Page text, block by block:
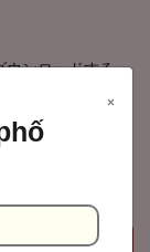
ウンロードする
ンサインアップ
×